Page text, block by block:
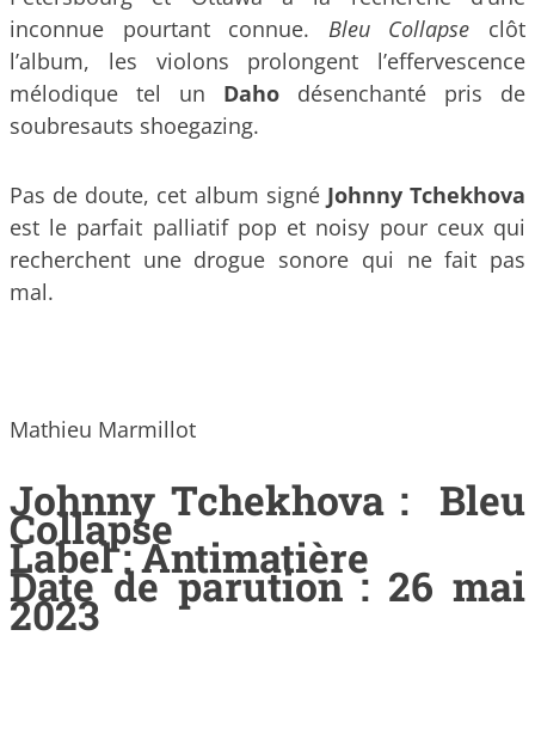
inconnue pourtant connue. Bleu Collapse clôt
l’album, les violons prolongent l’effervescence
mélodique tel un Daho désenchanté pris de
soubresauts shoegazing.
Pas de doute, cet album signé Johnny Tchekhova
est le parfait palliatif pop et noisy pour ceux qui
recherchent une drogue sonore qui ne fait pas
mal.
Mathieu Marmillot
Johnny Tchekhova : Bleu
Collapse
Label : Antimatière
Date de parution : 26 mai
2023